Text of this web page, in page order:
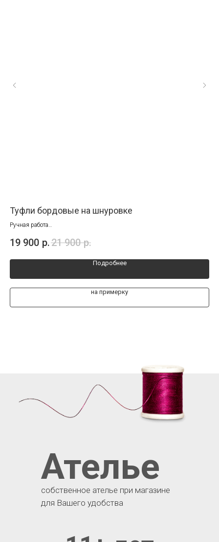
Туфли бордовые на шнуровке
Ручная работа
19 900 р.21 900 р.
Подробнее
на примерку
Ателье
собственное ателье при магазине
для Вашего удобства